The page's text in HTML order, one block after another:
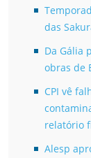
das
Da Gália
obras de
CPI vê
relatório
Alesp